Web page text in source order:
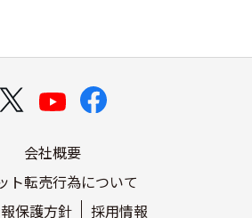
会社概要
ト転売行為について
保護方針
採用情報